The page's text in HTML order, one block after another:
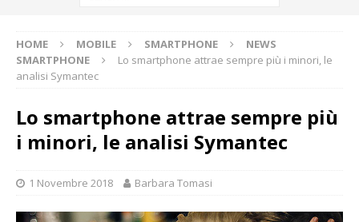
HOME MOBILE SMARTPHONE
NEWS
SMARTPHONE
Lo smartphone attrae sempre più i minori, le
analisi Symantec
Lo smartphone attrae sempre più
i minori, le analisi Symantec
1 Novembre 2018 Barbara Tomasi